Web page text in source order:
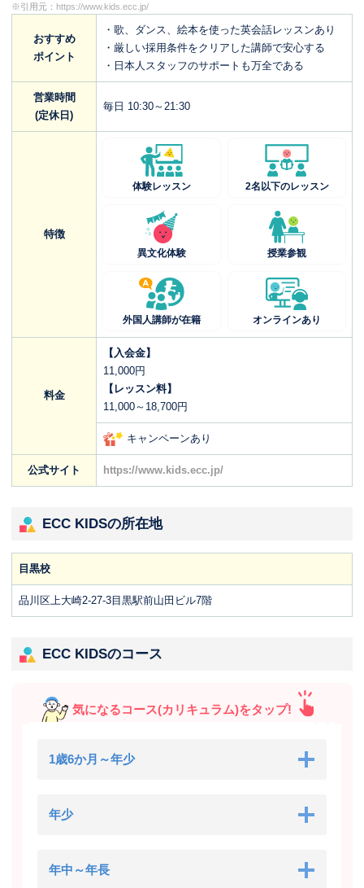
※引用元： https://www.kids.ecc.jp/
おすすめ
ポイント
・歌、ダンス、絵本を使った英会話レッスンあり
・厳しい採用条件をクリアした講師で安心する
・日本人スタッフのサポートも万全である
営業時間
(定休日)
毎日 10:30～21:30
特徴
体験レッスン 2名以下のレッスン
異文化体験 授業参観
外国人講師が在籍 オンラインあり
料金
【入会金】
11,000円
【レッスン料】
11,000～18,700円
キャンペーンあり
公式サイト https://www.kids.ecc.jp/
ECC KIDSの所在地
目黒校
品川区上大崎2-27-3目黒駅前山田ビル7階
ECC KIDSのコース
気になるコース(カリキュラム)をタップ!
1歳6か月～年少
年少
年中～年長